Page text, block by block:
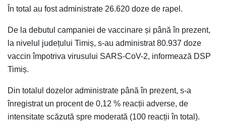
În total au fost administrate 26.620 doze de rapel.
De la debutul campaniei de vaccinare și până în prezent,
la nivelul județului Timiș, s-au administrat 80.937 doze
vaccin împotriva virusului SARS-CoV-2, informează DSP
Timiș.
Din totalul dozelor administrate până în prezent, s-a
înregistrat un procent de 0,12 % reacții adverse, de
intensitate scăzută spre moderată (100 reacții în total).